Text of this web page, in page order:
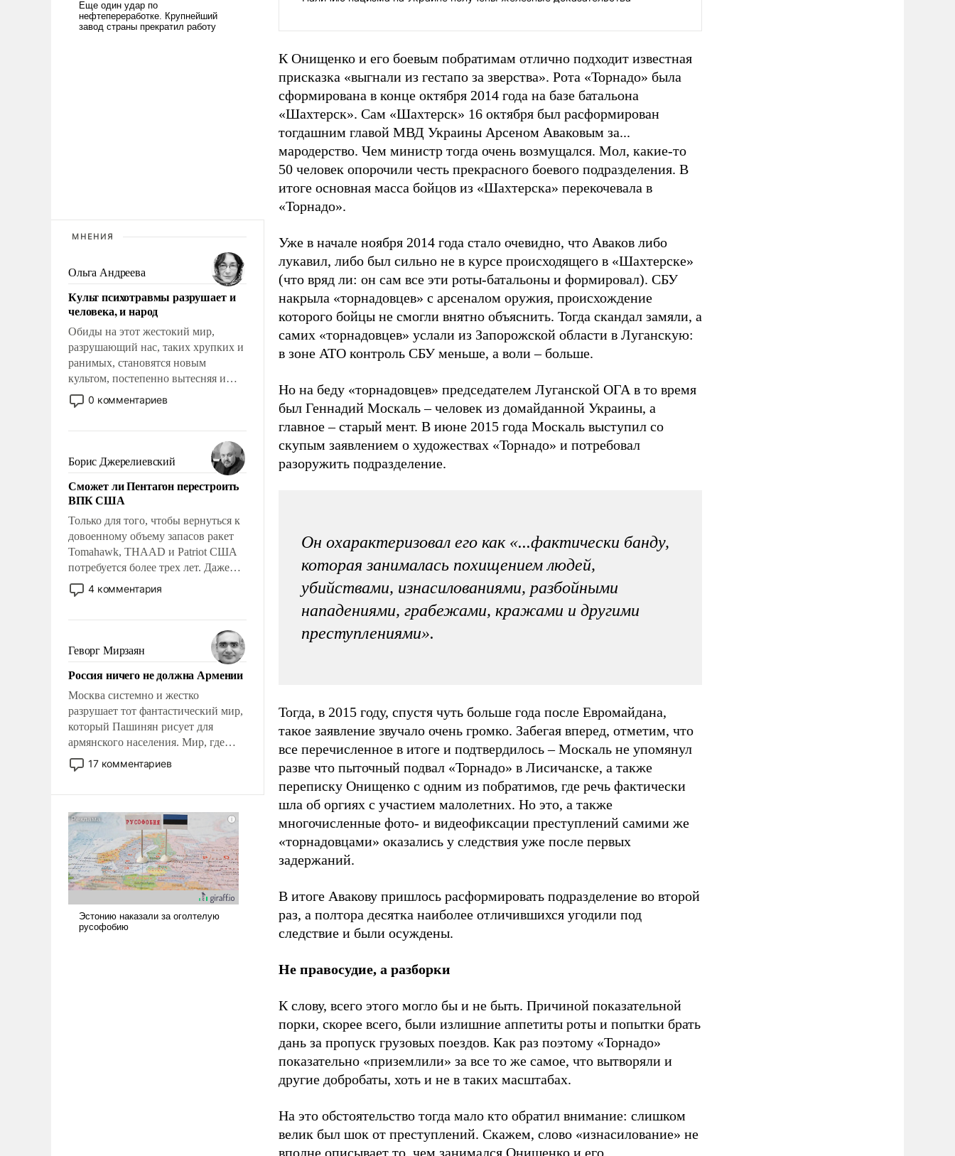
МНЕНИЯ
Ольга Андреева
Культ психотравмы разрушает и
человека, и народ
Обиды на этот жестокий мир,
разрушающий нас, таких хрупких и
ранимых, становятся новым
культом, постепенно вытесняя и
отменяя традиционное требование к
человеку – быть мужественным и
на себя ответственность, помогать
слабым, идти вперед и
адаптироваться.
0 комментариев
Борис Джерелиевский
Сможет ли Пентагон перестроить
ВПК США
Только для того, чтобы вернуться к
довоенному объему запасов ракет
Tomahawk, THAAD и Patriot США
потребуется более трех лет. Даже
небольшая война с Ираном
опустошила американские
уязвимости США, например, перед
Китаем.
4 комментария
Геворг Мирзаян
Россия ничего не должна Армении
Москва системно и жестко
разрушает тот фантастический мир,
который Пашинян рисует для
армянского населения. Мир, где
политические прожекты будут
безусловно оплачиваться за счет
нужно отвечать.
17 комментариев
К Онищенко и его боевым побратимам отлично подходит известная
присказка «выгнали из гестапо за зверства». Рота «Торнадо» была
сформирована в конце октября 2014 года на базе батальона
«Шахтерск». Сам «Шахтерск» 16 октября был расформирован
тогдашним главой МВД Украины Арсеном Аваковым за...
мародерство. Чем министр тогда очень возмущался. Мол, какие-то
50 человек опорочили честь прекрасного боевого подразделения. В
итоге основная масса бойцов из «Шахтерска» перекочевала в
«Торнадо».
Уже в начале ноября 2014 года стало очевидно, что Аваков либо
лукавил, либо был сильно не в курсе происходящего в «Шахтерске»
(что вряд ли: он сам все эти роты-батальоны и формировал). СБУ
накрыла «торнадовцев» с арсеналом оружия, происхождение
которого бойцы не смогли внятно объяснить. Тогда скандал замяли, а
самих «торнадовцев» услали из Запорожской области в Луганскую:
в зоне АТО контроль СБУ меньше, а воли – больше.
Но на беду «торнадовцев» председателем Луганской ОГА в то время
был Геннадий Москаль – человек из домайданной Украины, а
главное – старый мент. В июне 2015 года Москаль выступил со
скупым заявлением о художествах «Торнадо» и потребовал
разоружить подразделение.
Он охарактеризовал его как «...фактически банду,
которая занималась похищением людей,
убийствами, изнасилованиями, разбойными
нападениями, грабежами, кражами и другими
преступлениями».
Тогда, в 2015 году, спустя чуть больше года после Евромайдана,
такое заявление звучало очень громко. Забегая вперед, отметим, что
все перечисленное в итоге и подтвердилось – Москаль не упомянул
разве что пыточный подвал «Торнадо» в Лисичанске, а также
переписку Онищенко с одним из побратимов, где речь фактически
шла об оргиях с участием малолетних. Но это, а также
многочисленные фото- и видеофиксации преступлений самими же
«торнадовцами» оказались у следствия уже после первых
задержаний.
В итоге Авакову пришлось расформировать подразделение во второй
раз, а полтора десятка наиболее отличившихся угодили под
следствие и были осуждены.
Не правосудие, а разборки
К слову, всего этого могло бы и не быть. Причиной показательной
порки, скорее всего, были излишние аппетиты роты и попытки брать
дань за пропуск грузовых поездов. Как раз поэтому «Торнадо»
показательно «приземлили» за все то же самое, что вытворяли и
другие добробаты, хоть и не в таких масштабах.
На это обстоятельство тогда мало кто обратил внимание: слишком
велик был шок от преступлений. Скажем, слово «изнасилование» не
вполне описывает то, чем занимался Онищенко и его